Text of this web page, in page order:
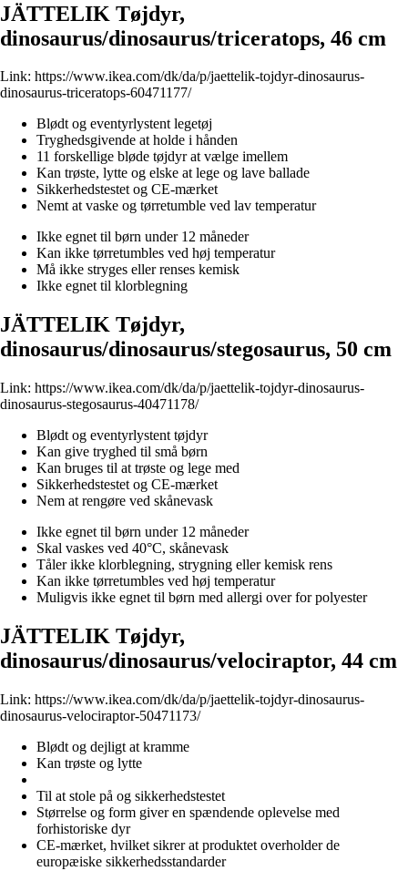
JÄTTELIK Tøjdyr,
dinosaurus/dinosaurus/triceratops, 46 cm
Link: https://www.ikea.com/dk/da/p/jaettelik-tojdyr-dinosaurus-
dinosaurus-triceratops-60471177/
Blødt og eventyrlystent legetøj
Tryghedsgivende at holde i hånden
11 forskellige bløde tøjdyr at vælge imellem
Kan trøste, lytte og elske at lege og lave ballade
Sikkerhedstestet og CE-mærket
Nemt at vaske og tørretumble ved lav temperatur
Ikke egnet til børn under 12 måneder
Kan ikke tørretumbles ved høj temperatur
Må ikke stryges eller renses kemisk
Ikke egnet til klorblegning
JÄTTELIK Tøjdyr,
dinosaurus/dinosaurus/stegosaurus, 50 cm
Link: https://www.ikea.com/dk/da/p/jaettelik-tojdyr-dinosaurus-
dinosaurus-stegosaurus-40471178/
Blødt og eventyrlystent tøjdyr
Kan give tryghed til små børn
Kan bruges til at trøste og lege med
Sikkerhedstestet og CE-mærket
Nem at rengøre ved skånevask
Ikke egnet til børn under 12 måneder
Skal vaskes ved 40°C, skånevask
Tåler ikke klorblegning, strygning eller kemisk rens
Kan ikke tørretumbles ved høj temperatur
Muligvis ikke egnet til børn med allergi over for polyester
JÄTTELIK Tøjdyr,
dinosaurus/dinosaurus/velociraptor, 44 cm
Link: https://www.ikea.com/dk/da/p/jaettelik-tojdyr-dinosaurus-
dinosaurus-velociraptor-50471173/
Blødt og dejligt at kramme
Kan trøste og lytte
Til at stole på og sikkerhedstestet
Størrelse og form giver en spændende oplevelse med
forhistoriske dyr
CE-mærket, hvilket sikrer at produktet overholder de
europæiske sikkerhedsstandarder